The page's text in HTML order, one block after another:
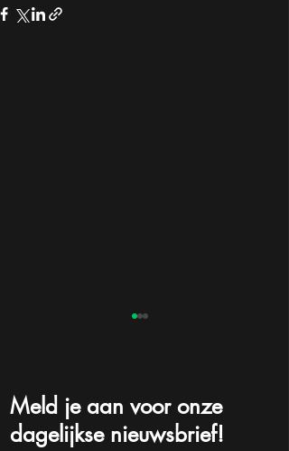
Meld je aan voor onze
dagelijkse nieuwsbrief!